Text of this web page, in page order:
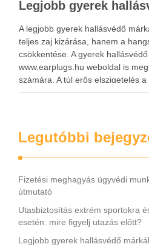
A legjobb gyerek hallásvédő
teljes zaj kizárása, hanem a
csökkentése. A gyerek
www.earplugs.hu weboldal is
számára. A túl erős elszigetelés
kényelmetlenséget, félelmet
Legutóbbi
Fizetési meghagyás ügyvédi
útmutató
Utasbiztosítás extrém sportokra
esetén: mire figyelj utazás előtt?
Legjobb gyerek hallásvédő